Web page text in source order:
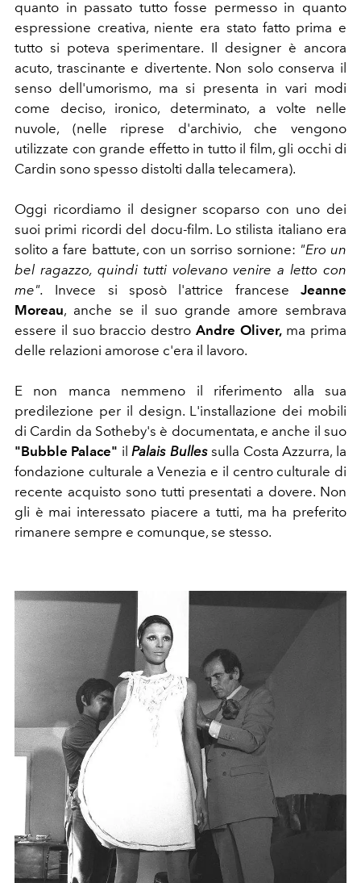
quanto in passato tutto fosse permesso in quanto
espressione creativa, niente era stato fatto prima e
tutto si poteva sperimentare. Il designer è ancora
acuto, trascinante e divertente. Non solo conserva il
senso dell'umorismo, ma si presenta in vari modi
come deciso, ironico, determinato, a volte nelle
nuvole, (nelle riprese d'archivio, che vengono
utilizzate con grande effetto in tutto il film, gli occhi di
Cardin sono spesso distolti dalla telecamera).
Oggi ricordiamo il designer scoparso con uno dei
suoi primi ricordi del docu-film. Lo stilista italiano era
solito a fare battute, con un sorriso sornione: "Ero un
bel ragazzo, quindi tutti volevano venire a letto con
me". Invece si sposò l'attrice francese Jeanne
Moreau, anche se il suo grande amore sembrava
essere il suo braccio destro Andre Oliver,ma prima
delle relazioni amorose c'era il lavoro.
E non manca nemmeno il riferimento alla sua
predilezione per il design. L'installazione dei mobili
di Cardin da Sotheby's è documentata, e anche il suo
"Bubble Palace" ilPalais Bullessulla Costa Azzurra, la
fondazione culturale a Venezia e il centro culturale di
recente acquisto sono tutti presentati a dovere. Non
gli è mai interessato piacere a tutti, ma ha preferito
rimanere sempre e comunque, se stesso.